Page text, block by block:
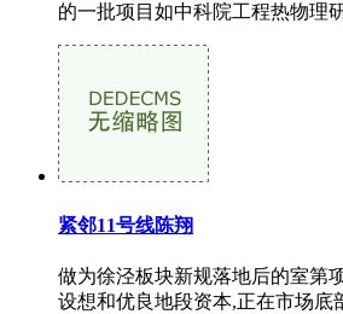
的一批项目如中科院工程热物理
紧邻11号线陈翔
做为徐泾板块新规落地后的室第
设想和优良地段资本,正在市场底